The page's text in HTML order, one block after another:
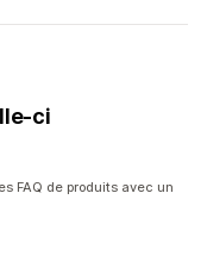
ci
FAQ de produits avec un